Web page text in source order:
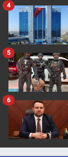
4
5
6